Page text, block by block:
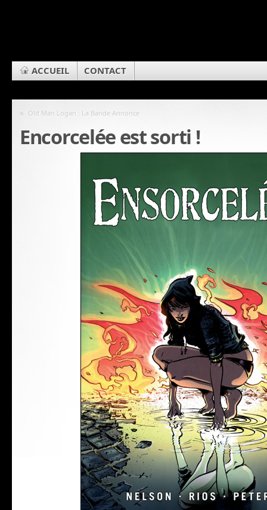
ACCUEIL CONTACT
« Old Man Logan : La Bande Annonce
Encorcelée est sorti !